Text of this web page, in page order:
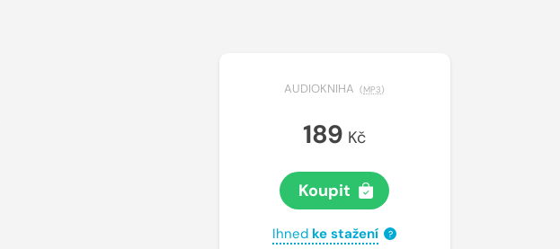
AUDIOKNIHA (MP3)
189 Kč
Koupit
Ihned ke stažení ?